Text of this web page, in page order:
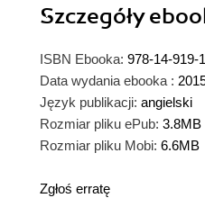
Szczegóły
ISBN Ebooka: 978-14-919-
Data wydania ebooka :
Język publikacji: angielski
Rozmiar pliku ePub: 3.8MB
Rozmiar pliku Mobi: 6.6MB
Zgłoś erratę